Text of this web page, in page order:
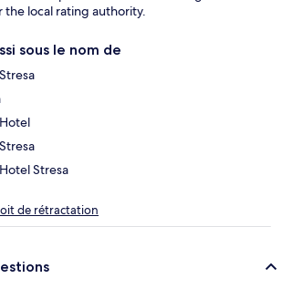
the local rating authority.
sous le nom de
Stresa
de rétractation